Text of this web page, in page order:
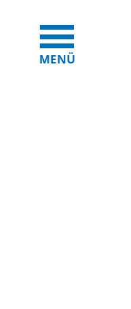
MENÜ